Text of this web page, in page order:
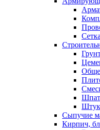
Сыпучие
Кирпич,